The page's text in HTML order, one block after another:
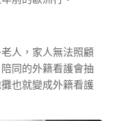
人，家人無法照顧
同的外籍看護會抽
也就變成外籍看護